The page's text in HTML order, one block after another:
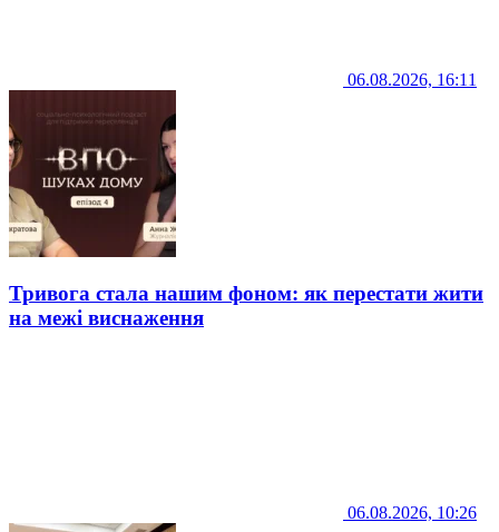
06.08.2026, 16:11
Тривога стала нашим фоном: як перестати жити
на межі виснаження
06.08.2026, 10:26